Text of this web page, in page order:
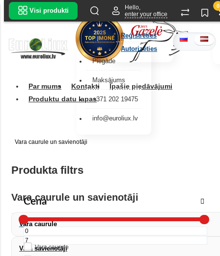
Piegāde
Maksājums
+371 202 19475
info@euroliux.lv
Par mums Kontakti
Īpašie piedāvājumi
Produktu datu lapas
Visi produkti
Hello,
enter your office
Reģistrēties
Autorizēties
0
Vara caurule un savienotāji
Produkta filtrs
Cena
Kategorija
Vara caurule
Vara caurule un savienotāji
Vara caurule
Vara savienotāji